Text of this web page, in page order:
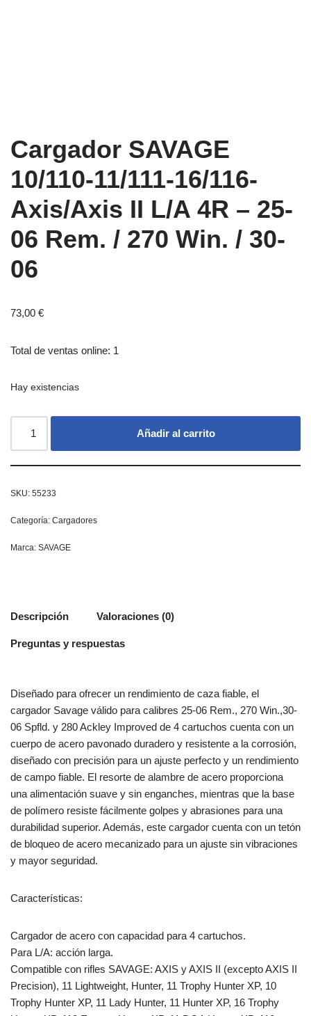
Cargador SAVAGE
10/110-11/111-16/116-
Axis/Axis II L/A 4R – 25-
06 Rem. / 270 Win. / 30-
06
73,00 €
Total de ventas online: 1
Hay existencias
Añadir al carrito
SKU: 55233
Categoría: Cargadores
Marca: SAVAGE
Descripción Valoraciones (0)
Preguntas y respuestas
Diseñado para ofrecer un rendimiento de caza fiable, el
cargador Savage válido para calibres 25-06 Rem., 270 Win.,30-
06 Spfld. y 280 Ackley Improved de 4 cartuchos cuenta con un
cuerpo de acero pavonado duradero y resistente a la corrosión,
diseñado con precisión para un ajuste perfecto y un rendimiento
de campo fiable. El resorte de alambre de acero proporciona
una alimentación suave y sin enganches, mientras que la base
de polímero resiste fácilmente golpes y abrasiones para una
durabilidad superior. Además, este cargador cuenta con un tetón
de bloqueo de acero mecanizado para un ajuste sin vibraciones
y mayor seguridad.
Características:
Cargador de acero con capacidad para 4 cartuchos.
Para L/A: acción larga.
Compatible con rifles SAVAGE: AXIS y AXIS II (excepto AXIS II
Precision), 11 Lightweight, Hunter, 11 Trophy Hunter XP, 10
Trophy Hunter XP, 11 Lady Hunter, 11 Hunter XP, 16 Trophy